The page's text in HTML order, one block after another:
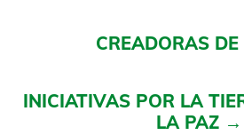
CREADORAS DE
INICIATIVAS POR LA
LA PAZ →